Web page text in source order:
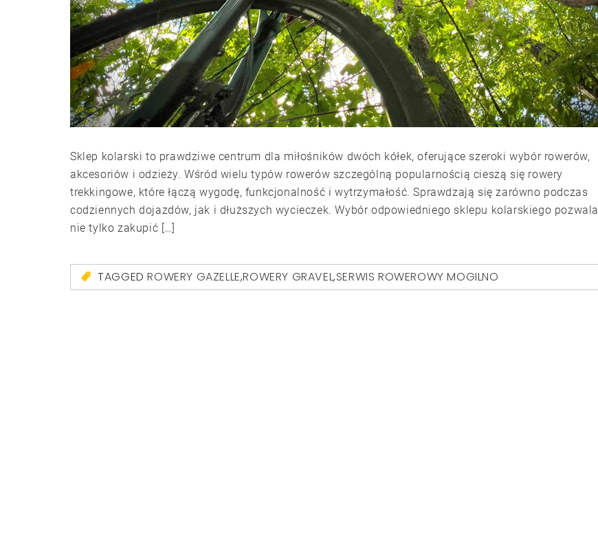
Sklep kolarski to prawdziwe centrum dla miłośników dwóch kółek, oferujące szeroki wybór rowerów,
akcesoriów i odzieży. Wśród wielu typów rowerów szczególną popularnością cieszą się rowery
trekkingowe, które łączą wygodę, funkcjonalność i wytrzymałość. Sprawdzają się zarówno podczas
codziennych dojazdów, jak i dłuższych wycieczek. Wybór odpowiedniego sklepu kolarskiego pozwala
nie tylko zakupić […]
TAGGEDROWERY GAZELLE,ROWERY GRAVEL,SERWIS ROWEROWY MOGILNO